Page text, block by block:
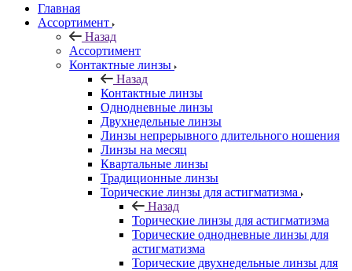
Главная
Ассортимент
Назад
Ассортимент
Контактные линзы
Назад
Контактные линзы
Однодневные линзы
Двухнедельные линзы
Линзы непрерывного длительного ношения
Линзы на месяц
Квартальные линзы
Традиционные линзы
Торические линзы для астигматизма
Назад
Торические линзы для астигматизма
Торические однодневные линзы для
астигматизма
Торические двухнедельные линзы для